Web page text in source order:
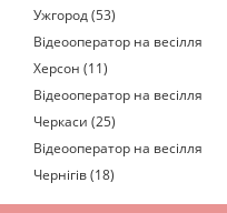
Ужгород (53)
Відеооператор на весілля
Херсон (11)
Відеооператор на весілля
Черкаси (25)
Відеооператор на весілля
Чернігів (18)